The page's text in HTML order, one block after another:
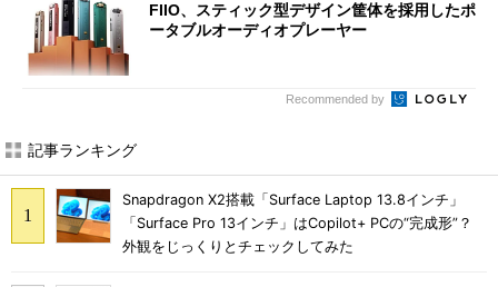
FIIO、スティック型デザイン筐体を採用したポ
ータブルオーディオプレーヤー
Recommended by
記事ランキング
Snapdragon X2搭載「Surface Laptop 13.8インチ」
「Surface Pro 13インチ」はCopilot+ PCの“完成形”？
外観をじっくりとチェックしてみた